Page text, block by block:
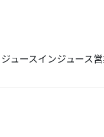
ュースインジュース